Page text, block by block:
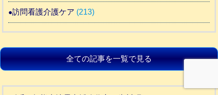
訪問看護介護ケア (213)
全ての記事を一覧で見る